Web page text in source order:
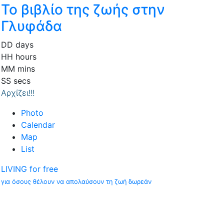
Το βιβλίο της ζωής στην
Γλυφάδα
DD days
HH hours
MM mins
SS secs
Αρχίζει!!!
Photo
Calendar
Map
List
LIVING for free
για όσους θέλουν να απολαύσουν τη ζωή δωρεάν